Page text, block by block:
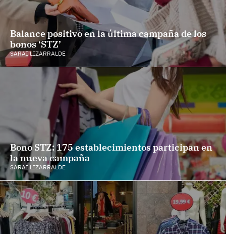
Balance positivo en la última campaña de los
bonos ‘STZ’
SARAI LIZARRALDE
Bono STZ: 175 establecimientos participan en
la nueva campaña
SARAI LIZARRALDE